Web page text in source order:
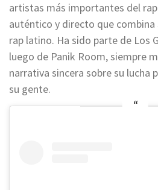
artistas más importantes del
auténtico y directo que
rap latino. Ha sido parte de Los
luego de Panik Room, siempre
narrativa sincera sobre su lucha
su gente.